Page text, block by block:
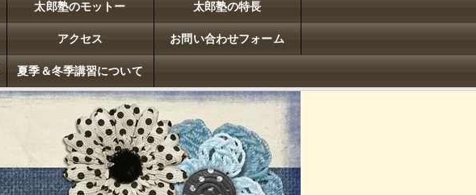
太郎塾のモットー 太郎塾の特長
アクセス お問い合わせフォーム
夏季＆冬季講習について